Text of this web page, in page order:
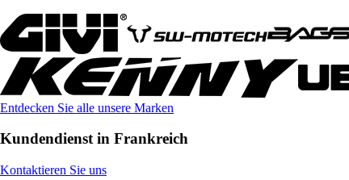
Entdecken Sie alle unsere Marken
Kundendienst in Frankreich
Kontaktieren Sie uns